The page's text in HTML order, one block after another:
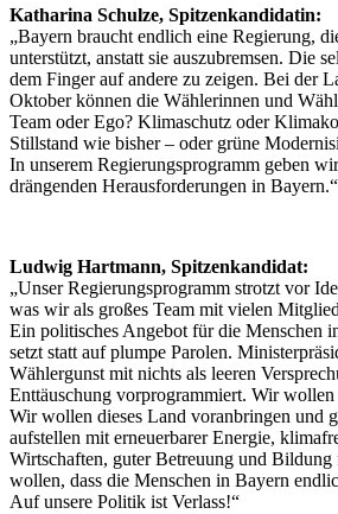
Katharina Schulze, Spitzenkandidatin:
„Bayern braucht endlich eine Regierung,
unterstützt, anstatt sie auszubremsen. Die
dem Finger auf andere zu zeigen. Bei der
Oktober können die Wählerinnen und
Team oder Ego? Klimaschutz oder
Stillstand wie bisher – oder grüne
In unserem Regierungsprogramm geben
drängenden Herausforderungen in Bayern.“
Ludwig Hartmann, Spitzenkandidat:
„Unser Regierungsprogramm strotzt vor
was wir als großes Team mit vielen
Ein politisches Angebot für die Menschen
setzt statt auf plumpe Parolen.
Wählergunst mit nichts als leeren
Enttäuschung vorprogrammiert. Wir wollen
Wir wollen dieses Land voranbringen und
aufstellen mit erneuerbarer Energie,
Wirtschaften, guter Betreuung und
wollen, dass die Menschen in Bayern
Auf unsere Politik ist Verlass!“